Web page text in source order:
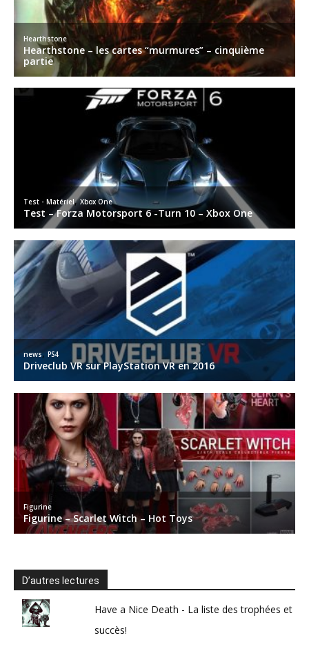
D’autres lectures
Have a Nice Death - La liste des trophées et
succès!